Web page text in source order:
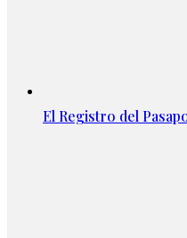
El Registro del